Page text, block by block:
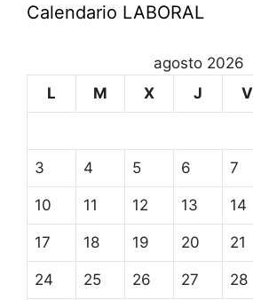
Calendario LABORAL
agosto 2026
L
M X J V
3 4 5 6 7
10 11 12 13 14
17 18 19 20 21
24 25 26 27 28